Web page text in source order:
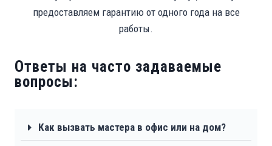
предоставляем гарантию от одного года на все
работы.
Ответы на часто задаваемые
вопросы:
Как вызвать мастера в офис или на дом?